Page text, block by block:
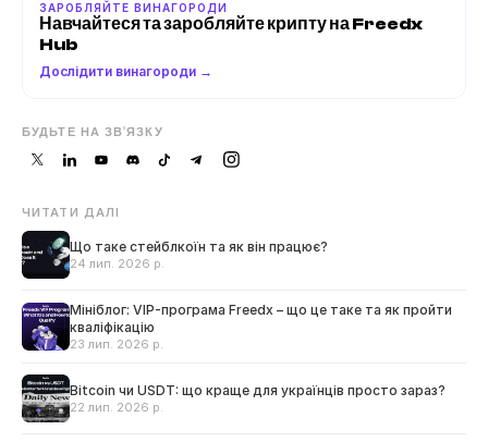
ЗАРОБЛЯЙТЕ ВИНАГОРОДИ
Навчайтеся та заробляйте крипту на Freedx
Hub
Дослідити винагороди →
БУДЬТЕ НА ЗВ'ЯЗКУ
ЧИТАТИ ДАЛІ
Що таке стейблкоїн та як він працює?
24 лип. 2026 р.
Мініблог: VIP-програма Freedx – що це таке та як пройти
кваліфікацію
23 лип. 2026 р.
Bitcoin чи USDT: що краще для українців просто зараз?
22 лип. 2026 р.